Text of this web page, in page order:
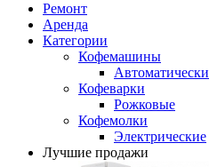
Ремонт
Аренда
Категории
Кофемашины
Кофеварки
Рожковые
Кофемолки
Электрические
Лучшие продажи